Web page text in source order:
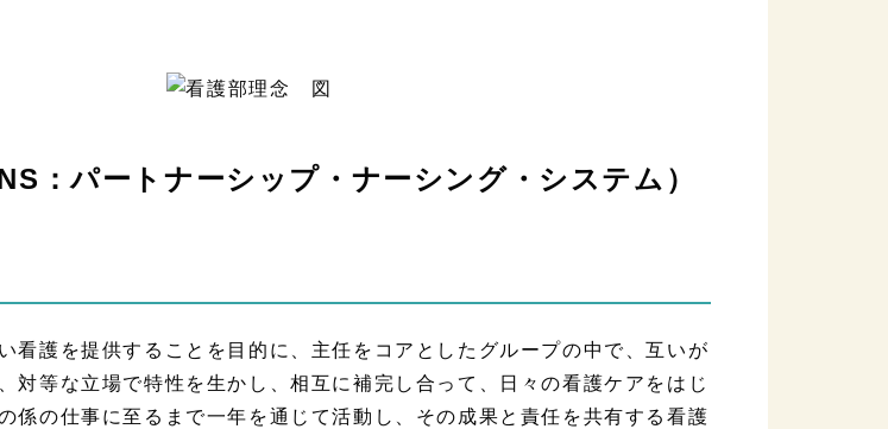
：パートナーシップ・ナーシング・システム）
看護を提供することを目的に、主任をコアとしたグループの中で、互いが
対等な立場で特性を生かし、相互に補完し合って、日々の看護ケアをはじ
係の仕事に至るまで一年を通じて活動し、その成果と責任を共有する看護